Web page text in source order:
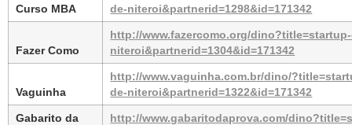
Curso MBA
de-niteroi&partnerid=1298&id=171342
Fazer Como
http://www.fazercomo.org/
niteroi&partnerid=1304&id=171342
Vaguinha
http://www.vaguinha.com.br/dino/
de-niteroi&partnerid=1322&id=171342
Gabarito da
http://www.gabaritodaprova.com/